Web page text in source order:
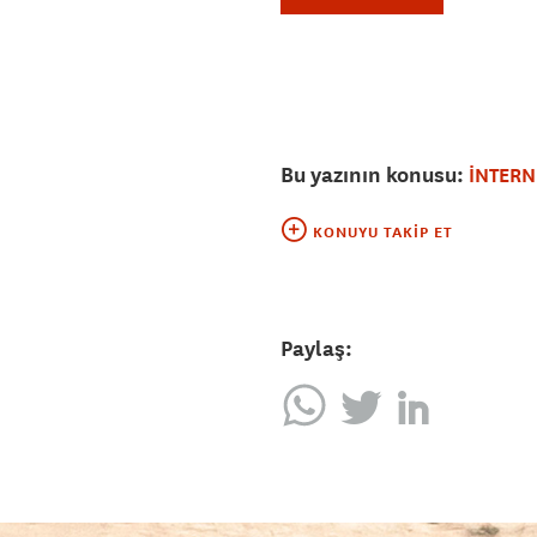
Bu yazının konusu:
KONUYU TAKIP ET
Paylaş: